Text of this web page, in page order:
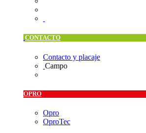
CONTACTO
Contacto y placaje
Campo
OPRO
Opro
OproTec